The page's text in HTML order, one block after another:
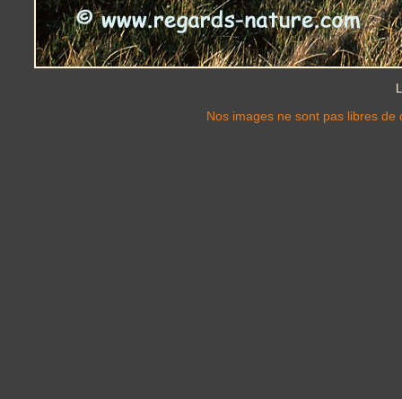
Nos images ne sont pas libres